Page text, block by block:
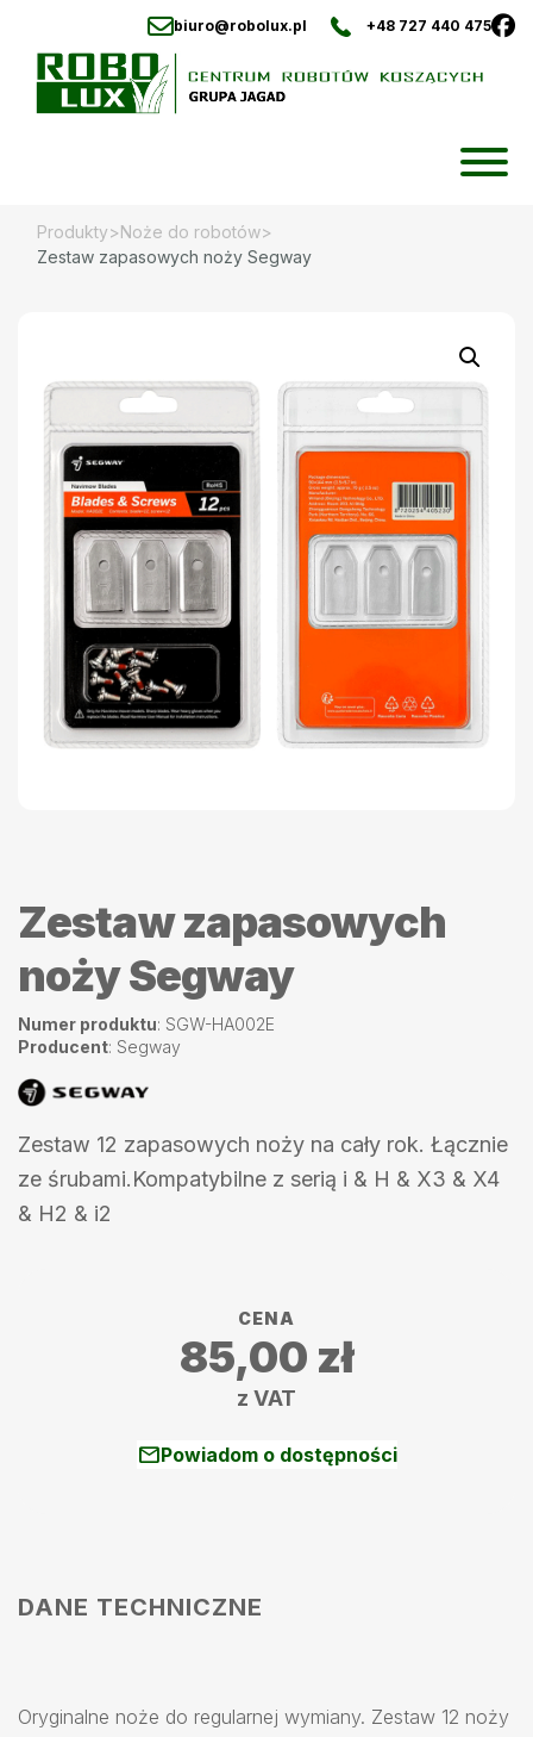
biuro@robolux.pl +48 727 440 475
Skip
Produkty>Noże do robotów>
Zestaw zapasowych noży Segway
Zestaw zapasowych
noży Segway
Numer produktu: SGW-HA002E
Producent: Segway
Zestaw 12 zapasowych noży na cały rok. Łącznie
ze śrubami.Kompatybilne z serią i & H & X3 & X4
& H2 & i2
CENA
85,00 zł
z VAT
mailPowiadom o dostępności
DANE TECHNICZNE
Oryginalne noże do regularnej wymiany. Zestaw 12 noży